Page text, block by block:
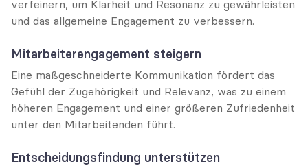
verfeinern, um Klarheit und Resonanz zu gewährleisten
und das allgemeine Engagement zu verbessern.
Mitarbeiterengagement steigern
Eine maßgeschneiderte Kommunikation fördert das
Gefühl der Zugehörigkeit und Relevanz, was zu einem
höheren Engagement und einer größeren Zufriedenheit
unter den Mitarbeitenden führt.
Entscheidungsfindung unterstützen